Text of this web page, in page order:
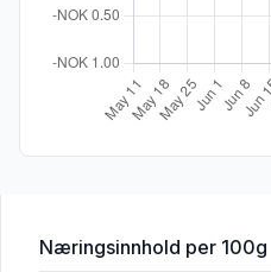
Næringsinnhold for
per 100g